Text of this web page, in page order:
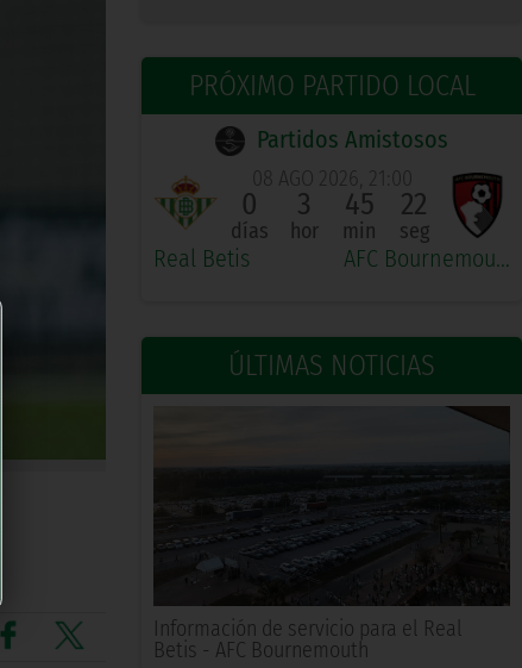
PRÓXIMO PARTIDO LOCAL
Partidos Amistosos
Real Betis
08 AGO 2026, 21:00
0
días
3
hor
45
min
22
seg
AFC Bournemouth
ÚLTIMAS NOTICIAS
Información de servicio para el Real
Betis - AFC Bournemouth